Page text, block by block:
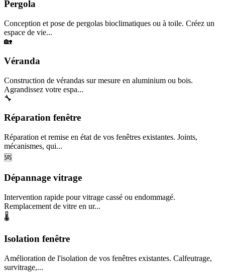
Pergola
Conception et pose de pergolas bioclimatiques ou à toile. Créez un
espace de vie...
🏡
Véranda
Construction de vérandas sur mesure en aluminium ou bois.
Agrandissez votre espa...
🔧
Réparation fenêtre
Réparation et remise en état de vos fenêtres existantes. Joints,
mécanismes, qui...
🆘
Dépannage vitrage
Intervention rapide pour vitrage cassé ou endommagé.
Remplacement de vitre en ur...
🌡️
Isolation fenêtre
Amélioration de l'isolation de vos fenêtres existantes. Calfeutrage,
survitrage,...